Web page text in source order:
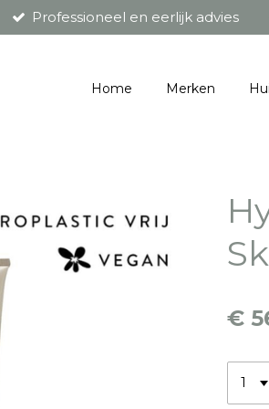
Professioneel en eerlijk advies
Home Merken
€